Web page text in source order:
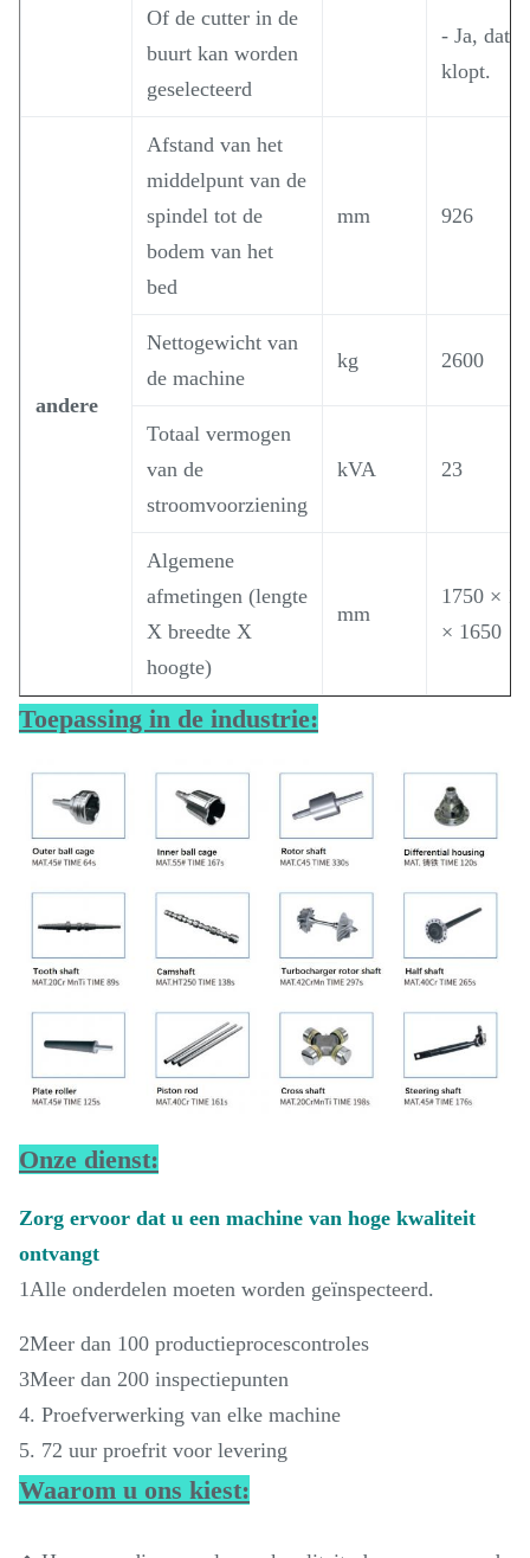
Of de cutter in de
buurt kan worden
geselecteerd
- Ja, dat
klopt.
andere
Afstand van het
middelpunt van de
spindel tot de
bodem van het
bed
mm 926
Nettogewicht van
de machine
kg 2600
Totaal vermogen
van de
stroomvoorziening
kVA 23
Algemene
afmetingen (lengte
X breedte X
hoogte)
mm
1750 ×
× 1650
Toepassing in de industrie:
Onze dienst:
Zorg ervoor dat u een machine van hoge kwaliteit
ontvangt
1Alle onderdelen moeten worden geïnspecteerd.
2Meer dan 100 productieprocescontroles
3Meer dan 200 inspectiepunten
4. Proefverwerking van elke machine
5. 72 uur proefrit voor levering
Waarom u ons kiest: